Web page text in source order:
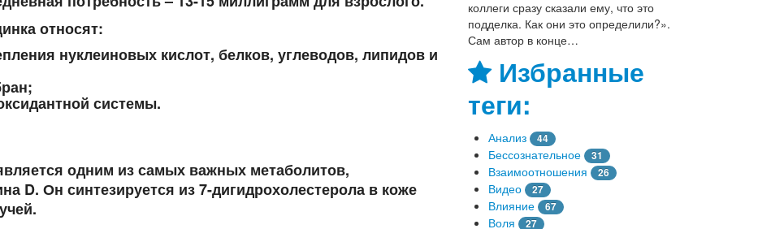
относят:
нуклеиновых кислот, белков, углеводов, липидов и
системы.
одним из самых важных метаболитов,
D. Он синтезируется из 7-дигидрохолестерола в коже
коллеги сразу сказали ему, что это
подделка. Как они это определили?».
Сам автор в конце…
Избранные
теги:
Анализ 44
Бессознательное 31
Взаимоотношения 26
Видео 27
Влияние 67
Воля 27